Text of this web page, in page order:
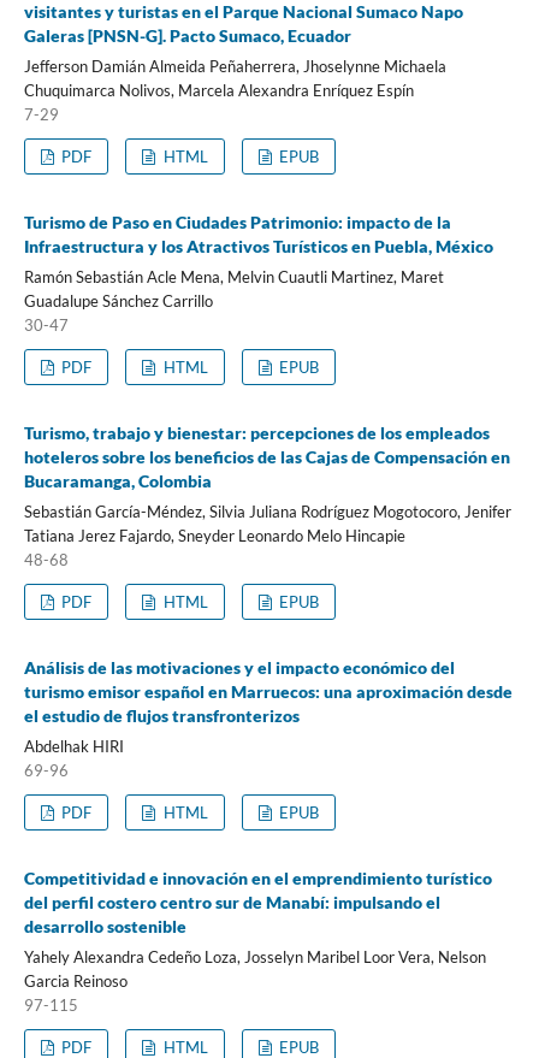
visitantes y turistas en el Parque Nacional Sumaco Napo
Galeras [PNSN-G]. Pacto Sumaco, Ecuador
Jefferson Damián Almeida Peñaherrera, Jhoselynne Michaela
Chuquimarca Nolivos, Marcela Alexandra Enríquez Espín
7-29
PDF HTML EPUB
Turismo de Paso en Ciudades Patrimonio: impacto de la
Infraestructura y los Atractivos Turísticos en Puebla, México
Ramón Sebastián Acle Mena, Melvin Cuautli Martinez, Maret
Guadalupe Sánchez Carrillo
30-47
PDF HTML EPUB
Turismo, trabajo y bienestar: percepciones de los empleados
hoteleros sobre los beneficios de las Cajas de Compensación en
Bucaramanga, Colombia
Sebastián García-Méndez, Silvia Juliana Rodríguez Mogotocoro, Jenifer
Tatiana Jerez Fajardo, Sneyder Leonardo Melo Hincapie
48-68
PDF HTML EPUB
Análisis de las motivaciones y el impacto económico del
turismo emisor español en Marruecos: una aproximación desde
el estudio de flujos transfronterizos
Abdelhak HIRI
69-96
PDF HTML EPUB
Competitividad e innovación en el emprendimiento turístico
del perfil costero centro sur de Manabí: impulsando el
desarrollo sostenible
Yahely Alexandra Cedeño Loza, Josselyn Maribel Loor Vera, Nelson
Garcia Reinoso
97-115
PDF HTML EPUB